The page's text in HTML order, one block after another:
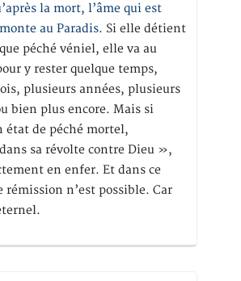
la mort, l’âme qui est
au Paradis. Si elle détient
péché véniel, elle va au
y rester quelque temps,
plusieurs années, plusieurs
bien plus encore. Mais si
état de péché mortel,
sa révolte contre Dieu »,
en enfer. Et dans ce
rémission n’est possible. Car